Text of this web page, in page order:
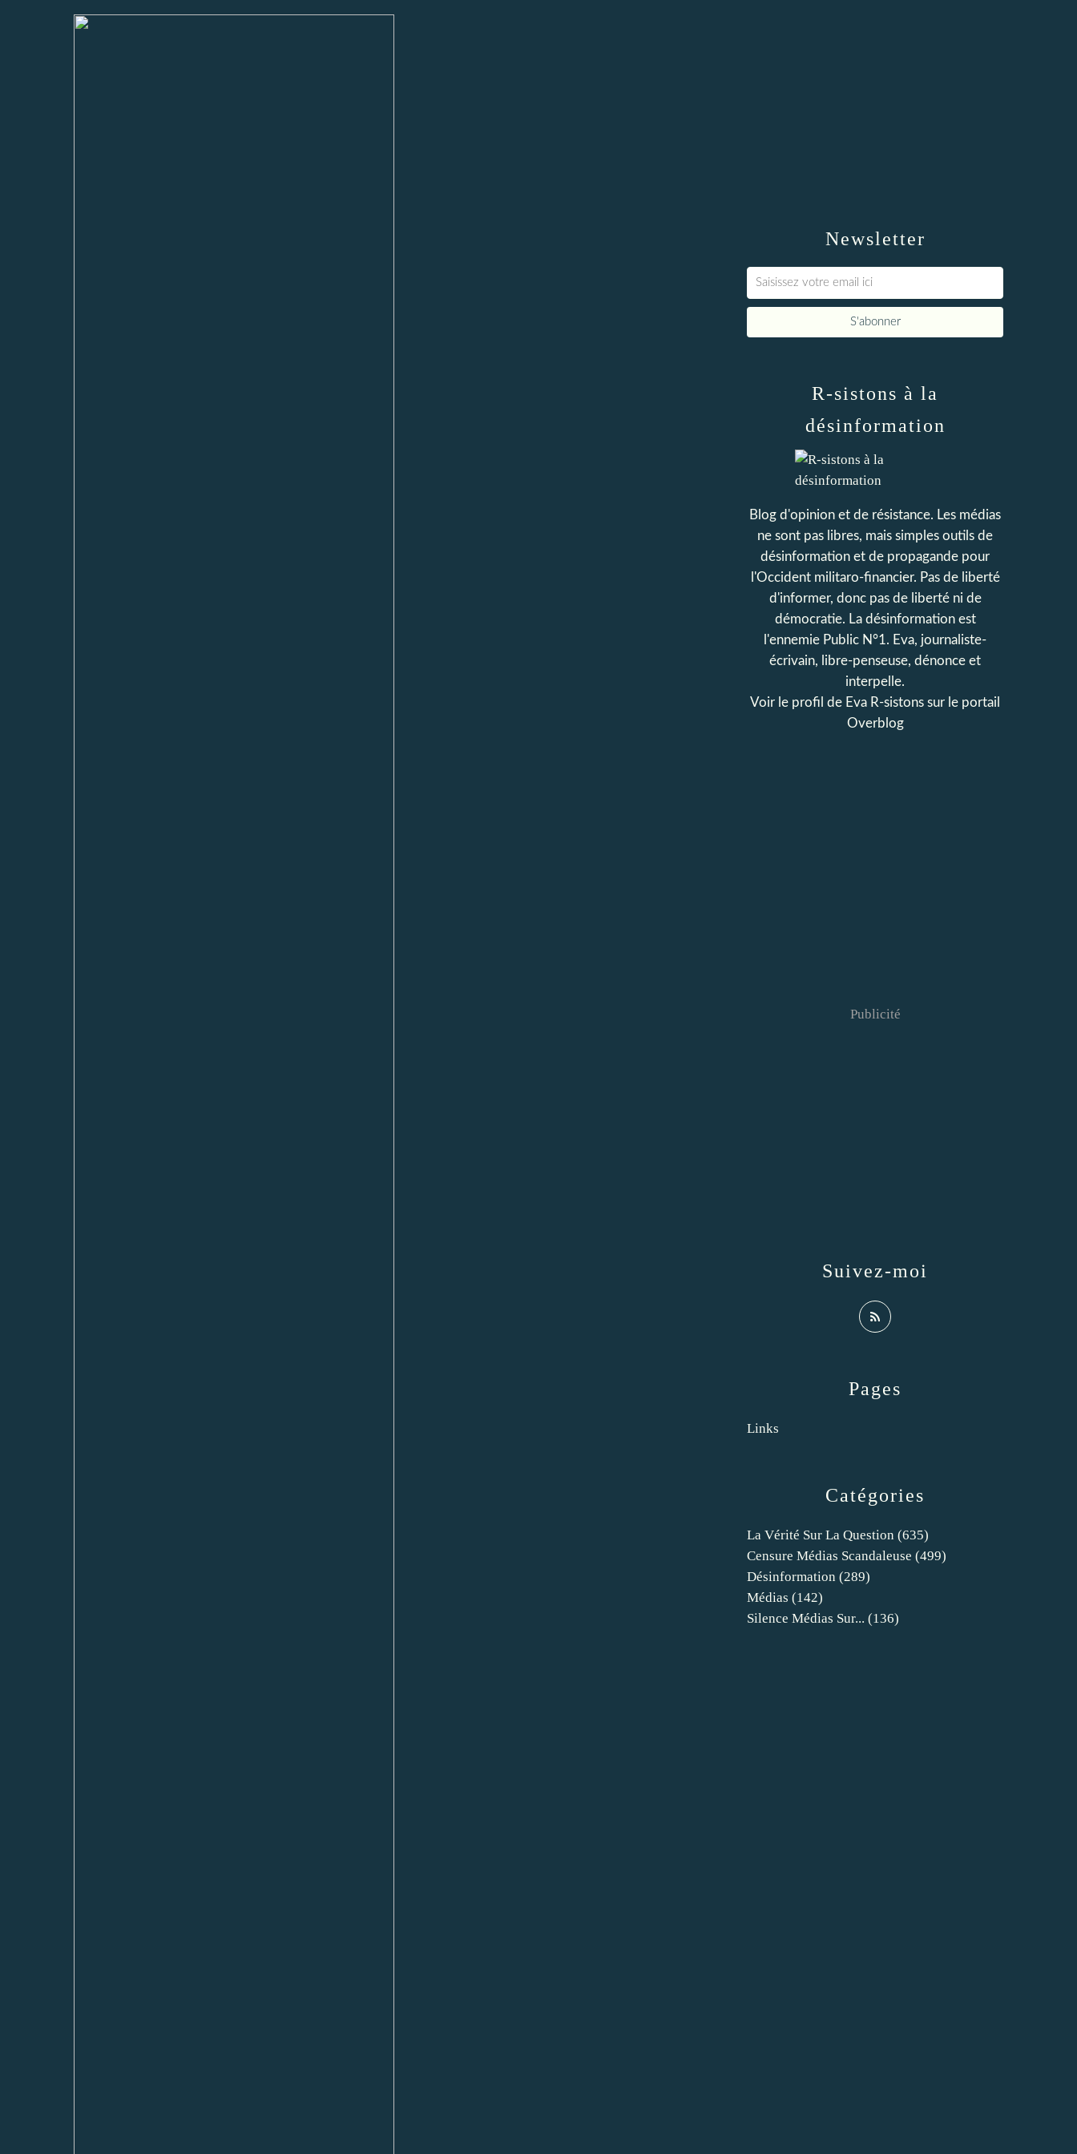
Newsletter
Catégories
La Vérité Sur La Question (635)
Censure Médias Scandaleuse (499)
Désinformation (289)
Médias (142)
Silence Médias Sur... (136)
Pages
Links
R-sistons à la
désinformation
Blog d'opinion et de résistance. Les médias
ne sont pas libres, mais simples outils de
désinformation et de propagande pour
l'Occident militaro-financier. Pas de liberté
d'informer, donc pas de liberté ni de
démocratie. La désinformation est
l'ennemie Public N°1. Eva, journaliste-
écrivain, libre-penseuse, dénonce et
interpelle.
Voir le profil de Eva R-sistons sur le portail
Overblog
Suivez-moi
Publicité